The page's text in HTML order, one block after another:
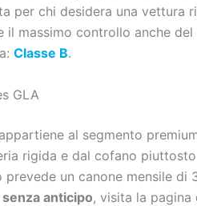
per chi desidera una vettura
il massimo controllo anche
Classe B.
GLA
appartiene al segmento
rigida e dal cofano
prevede un canone mensile
anticipo, visita la pagina